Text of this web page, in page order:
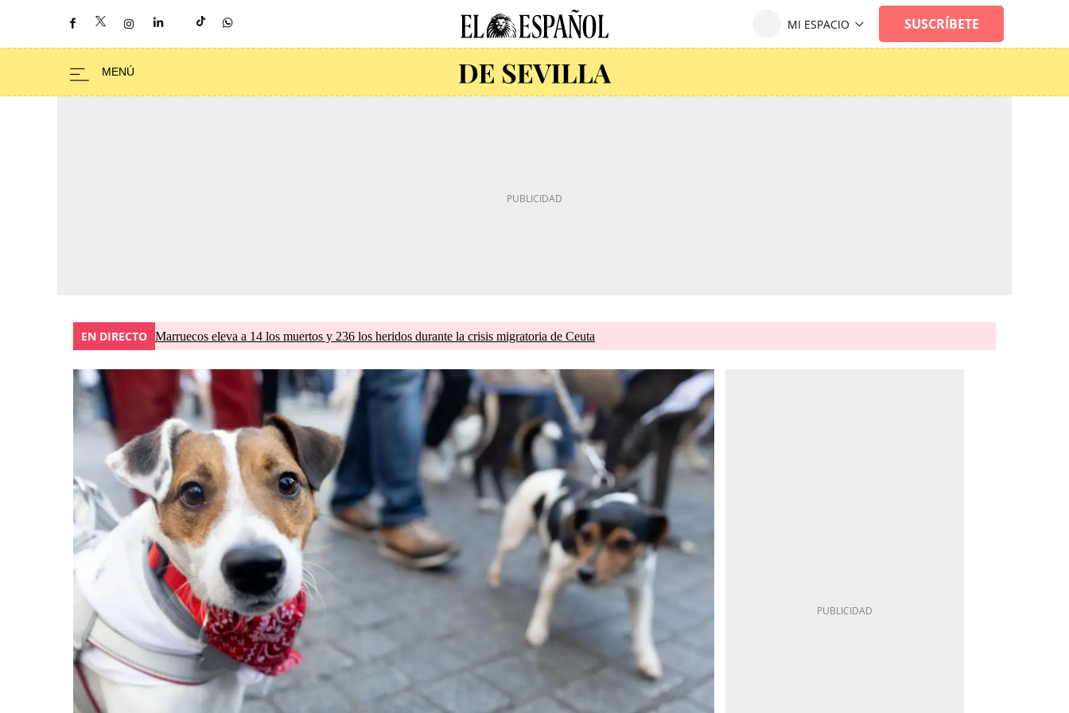
EN DIRECTO Marruecos eleva a 14 los muertos y 236 los heridos durante la crisis migratoria de Ceuta